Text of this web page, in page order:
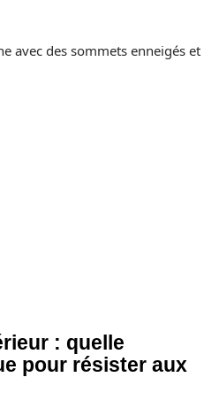
: quelle
pour résister aux